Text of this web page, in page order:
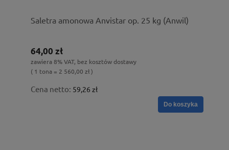
Saletra amonowa Anvistar op. 25 kg (Anwil)
64,00 zł
zawiera 8% VAT, bez kosztów dostawy
( 1 tona = 2 560,00 zł )
Cena netto: 59,26 zł
Do koszyka